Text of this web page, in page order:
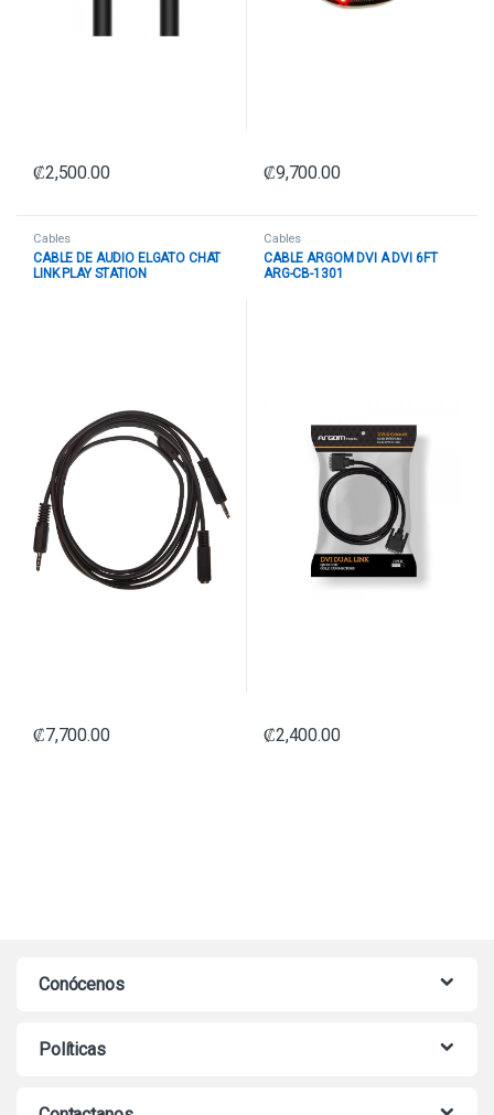
₡2,500.00 ₡9,700.00
Cables
CABLE DE AUDIO ELGATO CHAT
LINK PLAY STATION
₡7,700.00
Cables
CABLE ARGOM DVI A DVI 6FT
ARG-CB-1301
₡2,400.00
Conócenos
Políticas